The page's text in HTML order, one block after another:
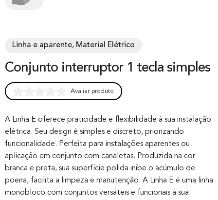
Linha e aparente, Material Elétrico
Conjunto interruptor 1 tecla simples
out of 0
based on
customer
rating
Avaliar produto
A Linha E oferece praticidade e flexibilidade à sua instalação
elétrica. Seu design é simples e discreto, priorizando
funcionalidade. Perfeita para instalações aparentes ou
aplicação em conjunto com canaletas. Produzida na cor
branca e preta, sua superfície polida inibe o acúmulo de
poeira, facilita a limpeza e manutenção. A Linha E é uma linha
monobloco com conjuntos versáteis e funcionais à sua